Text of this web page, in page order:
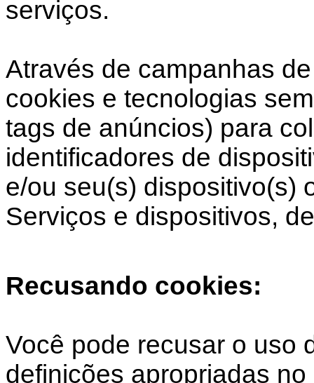
serviços.
Através de campanhas
cookies e tecnologias
tags de anúncios) para
identificadores de
e/ou seu(s) dispositivo(s)
Serviços e dispositivos,
Recusando cookies:
Você pode recusar o uso
definições apropriadas